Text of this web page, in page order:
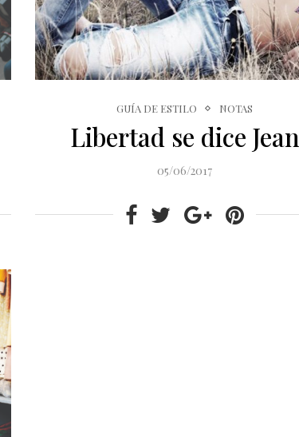
GUÍA DE ESTILO NOTAS
Libertad se dice Jean
05/06/2017